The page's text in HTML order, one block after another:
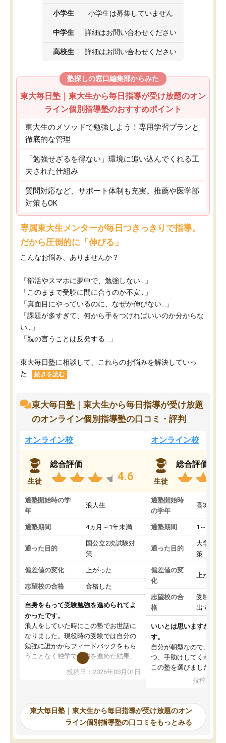
小学生 小学生は募集していません
中学生 詳細はお問い合わせください
高校生 詳細はお問い合わせください
塾探しの窓口編集部からみた
東大毎日塾｜東大生から毎日指導が受け放題のオン
ライン個別指導塾のおすすめポイント
東大生のメソッドで勉強しよう！専用学習プランと
徹底的な管理
「勉強せざるを得ない」環境に追い込んでくれる工
夫された仕組み
質問対応など、サポート体制も充実。推薦や医学部
対策もOK
専属東大生メンターが毎日つきっきりで指導。
だから圧倒的に「伸びる」
こんなお悩み、ありませんか？
「部活やスマホに夢中で、勉強しない…」
「このままで受験に間に合うのか不安…」
「真面目にやっているのに、なぜか伸びない…」
「課題が多すぎて、何から手をつければいいのか分からな
い…」
「親の言うことは反発する…」
東大毎日塾に相談して、これらのお悩みを解決していっ
た...
続きを読む
東大毎日塾｜東大生から毎日指導が受け放題
のオンライン個別指導塾の口コミ・評判
オンライン校
生徒
総合評価
4.6
通塾開始時の学
年
浪人生
通塾期間 4ヵ月～1年未満
通った目的
国公立2次試験対
策
偏差値の変化 上がった
志望校の合格 合格した
自身をもって受験勉強を進められてよ
かったです。
浪人をしていた時にこの塾でお世話に
なりました。現役時の受験では自分の
勉強に誰かからフィードバックをもら
うことなく独学で勉強を進めた結果、
入試本番に地歴の学習が間に合わず不
合格となってしまいました。その経験
東大毎日塾にたどり着きました。学習
の長期計画や日々の勉強のやり方につ
いて客観的なアドバイスをいただけた
ので、自信をもって受験勉強を進める
投稿日：2026年08月01日
オンライン校
生徒
総合評価
通塾開始時
の学年
高3
通塾期間 1～3ヵ月
通った目的
大学入学
策
偏差値の変
化
上がった
志望校の合
格
受験して
出ていな
いいとは思いますが、料
す。
自分が朝型なので、自習
つ、手助けしてくれる設
この塾を選びました。
投稿日：
東大毎日塾｜東大生から毎日指導が受け放題のオン
ライン個別指導塾の口コミをもっとみる